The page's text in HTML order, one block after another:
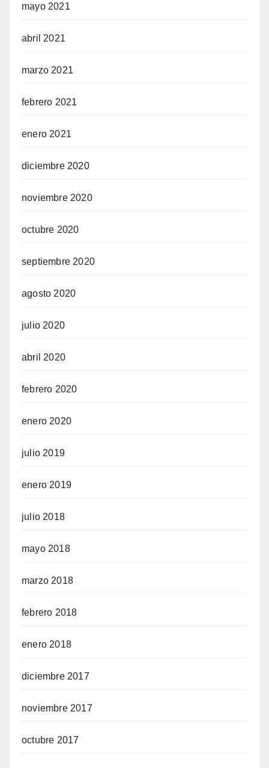
mayo 2021
abril 2021
marzo 2021
febrero 2021
enero 2021
diciembre 2020
noviembre 2020
octubre 2020
septiembre 2020
agosto 2020
julio 2020
abril 2020
febrero 2020
enero 2020
julio 2019
enero 2019
julio 2018
mayo 2018
marzo 2018
febrero 2018
enero 2018
diciembre 2017
noviembre 2017
octubre 2017